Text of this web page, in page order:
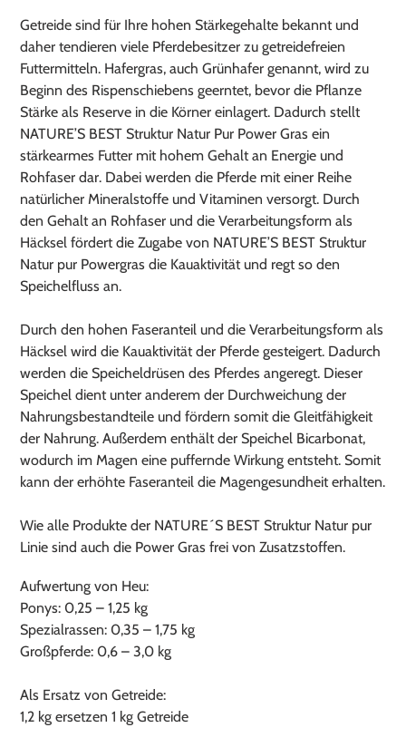
Getreide sind für Ihre hohen Stärkegehalte bekannt und
daher tendieren viele Pferdebesitzer zu getreidefreien
Futtermitteln. Hafergras, auch Grünhafer genannt, wird zu
Beginn des Rispenschiebens geerntet, bevor die Pflanze
Stärke als Reserve in die Körner einlagert. Dadurch stellt
NATURE’S BEST Struktur Natur Pur Power Gras ein
stärkearmes Futter mit hohem Gehalt an Energie und
Rohfaser dar. Dabei werden die Pferde mit einer Reihe
natürlicher Mineralstoffe und Vitaminen versorgt. Durch
den Gehalt an Rohfaser und die Verarbeitungsform als
Häcksel fördert die Zugabe von NATURE’S BEST Struktur
Natur pur Powergras die Kauaktivität und regt so den
Speichelfluss an.
Durch den hohen Faseranteil und die Verarbeitungsform als
Häcksel wird die Kauaktivität der Pferde gesteigert. Dadurch
werden die Speicheldrüsen des Pferdes angeregt. Dieser
Speichel dient unter anderem der Durchweichung der
Nahrungsbestandteile und fördern somit die Gleitfähigkeit
der Nahrung. Außerdem enthält der Speichel Bicarbonat,
wodurch im Magen eine puffernde Wirkung entsteht. Somit
kann der erhöhte Faseranteil die Magengesundheit erhalten.
Wie alle Produkte der NATURE´S BEST Struktur Natur pur
Linie sind auch die Power Gras frei von Zusatzstoffen.
Aufwertung von Heu:
Ponys: 0,25 – 1,25 kg
Spezialrassen: 0,35 – 1,75 kg
Großpferde: 0,6 – 3,0 kg
Als Ersatz von Getreide:
1,2 kg ersetzen 1 kg Getreide